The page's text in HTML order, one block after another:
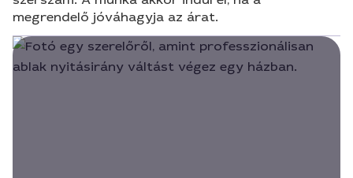
megrendelő jóváhagyja az árat.